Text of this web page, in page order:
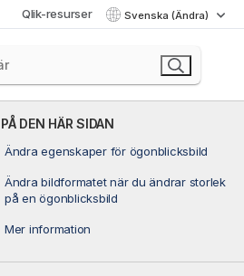
Qlik-resurser Svenska (Ändra)
PÅ DEN HÄR SIDAN
Ändra egenskaper för ögonblicksbild
Ändra bildformatet när du ändrar storlek
på en ögonblicksbild
Mer information